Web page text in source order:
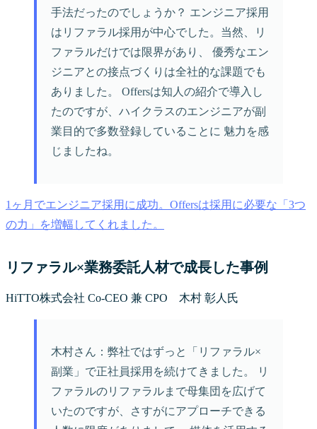
手法だったのでしょうか？ エンジニア採用
はリファラル採用が中心でした。当然、リ
ファラルだけでは限界があり、 優秀なエン
ジニアとの接点づくりは全社的な課題でも
ありました。 Offersは知人の紹介で導入し
たのですが、ハイクラスのエンジニアが副
業目的で多数登録していることに 魅力を感
じましたね。
1ヶ月でエンジニア採用に成功。Offersは採用に必要な「3つ
の力」を増幅してくれました。
リファラル×業務委託人材で成長した事例
HiTTO株式会社 Co-CEO 兼 CPO 木村 彰人氏
木村さん：弊社ではずっと「リファラル×
副業」で正社員採用を続けてきました。 リ
ファラルのリファラルまで母集団を広げて
いたのですが、さすがにアプローチできる